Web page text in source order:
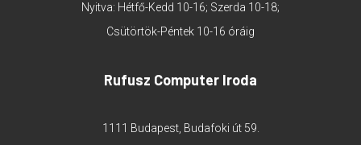
Nyitva: Hétfő-Kedd 10-16; Szerda 10-18;
Csütörtök-Péntek 10-16 óráig
Rufusz Computer Iroda
1111 Budapest, Budafoki út 59.